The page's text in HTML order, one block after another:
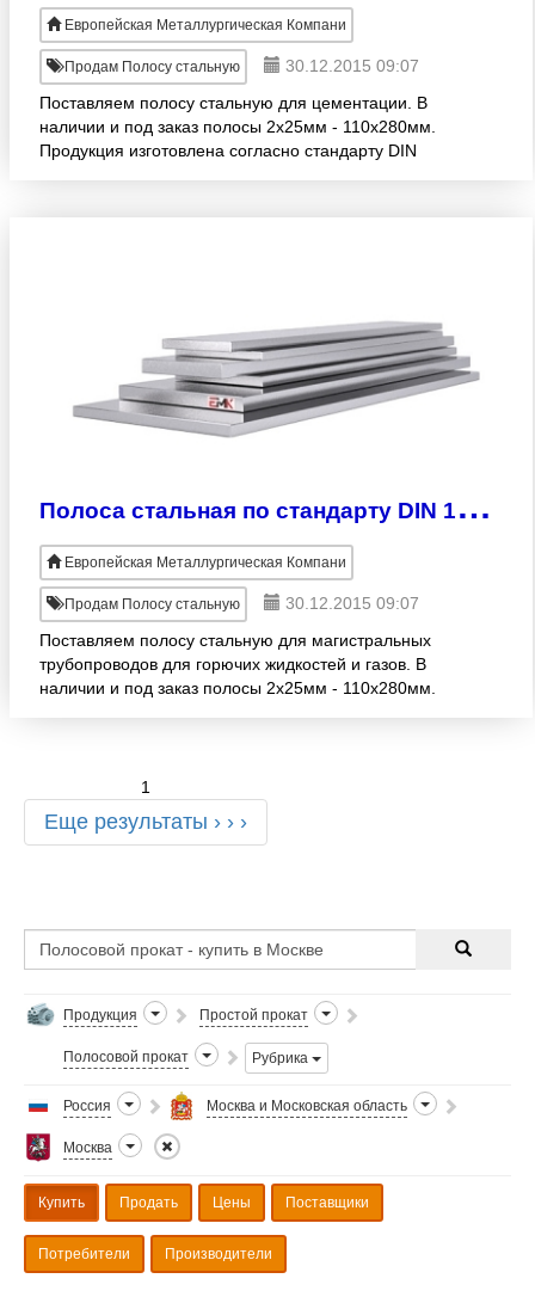
Европейская Металлургическая Компани
Продам Полосу стальную
30.12.2015 09:07
Поставляем полосу стальную для цементации. В
наличии и под заказ полосы 2х25мм - 110х280мм.
Продукция изготовлена согласно стандарту DIN
П
олоса стальная по стандарту DIN 17172
Европейская Металлургическая Компани
Продам Полосу стальную
30.12.2015 09:07
Поставляем полосу стальную для магистральных
трубопроводов для горючих жидкостей и газов. В
наличии и под заказ полосы 2х25мм - 110х280мм.
1
Еще результаты › › ›
Продукция Простой прокат
Полосовой прокат Рубрика
Россия Москва и Московская область
Москва
Купить Продать Цены Поставщики
Потребители Производители